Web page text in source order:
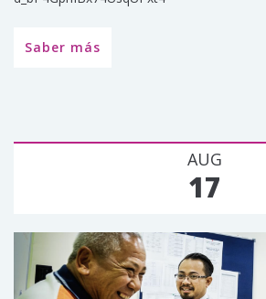
Saber más
AUG
17